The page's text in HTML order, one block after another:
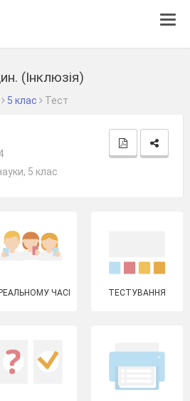
(Інклюзія)
5 клас Тест
5 клас
ЧАСІ ТЕСТУВАННЯ